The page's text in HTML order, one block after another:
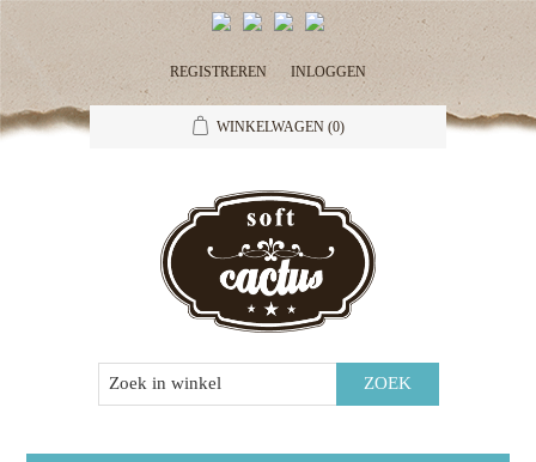
REGISTREREN INLOGGEN
WINKELWAGEN (0)